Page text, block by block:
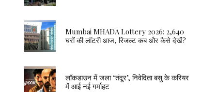
Mumbai MHADA Lottery 2026: 2,640
घरों की लॉटरी आज, रिजल्ट कब और कैसे देखें?
लॉकडाउन में जला ‘तंदूर’, निवेदिता बसु के करियर
में आई नई गर्माहट